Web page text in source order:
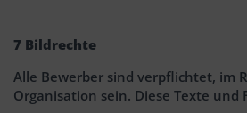
7 Bildrechte
Alle Bewerber sind verpflichtet, im
Organisation sein. Diese Texte